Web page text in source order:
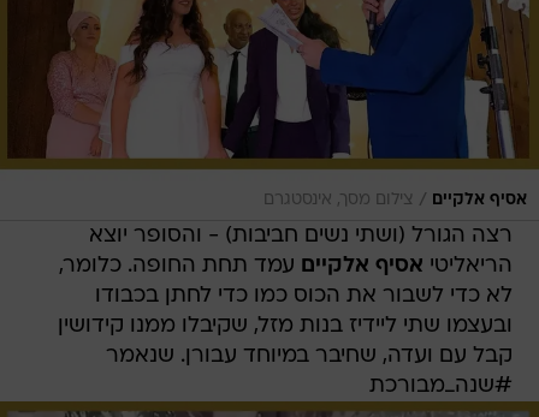
אסיף אלקיים / צילום מסך, אינסטגרם
רצה הגורל (ושתי נשים חביבות) - והסופר יוצא
הריאליטי אסיף אלקיים עמד תחת החופה. כלומר,
לא כדי לשבור את הכוס כמו כדי לחתן בכבודו
ובעצמו שתי ליידיז בנות מזל, שקיבלו ממנו קידושין
קבל עם ועדה, שחיבר במיוחד עבורן. שנאמר
#שנה_מבורכת